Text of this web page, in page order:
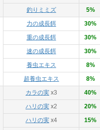
釣りミミズ
5%
力の成長餌
30%
重の成長餌
30%
速の成長餌
30%
養虫エキス
8%
超養虫エキス
8%
カラの実x3
40%
ハリの実x2
20%
ハリの実x4
15%